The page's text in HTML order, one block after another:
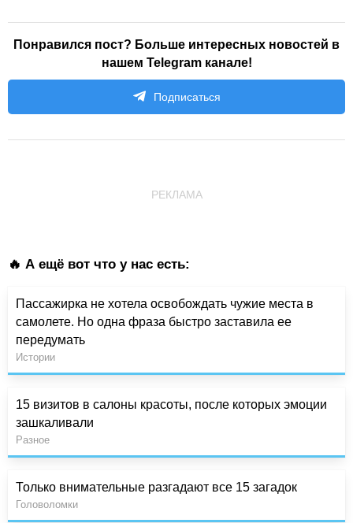
Понравился пост? Больше интересных новостей в
нашем Telegram канале!
Подписаться
РЕКЛАМА
🔥 А ещё вот что у нас есть:
Пассажирка не хотела освобождать чужие места в
самолете. Но одна фраза быстро заставила ее
передумать
Истории
15 визитов в салоны красоты, после которых эмоции
зашкаливали
Разное
Только внимательные разгадают все 15 загадок
Головоломки